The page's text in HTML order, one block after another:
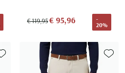
€ 119,95€ 95,96
-
20%
Toevoegen aan favorieten